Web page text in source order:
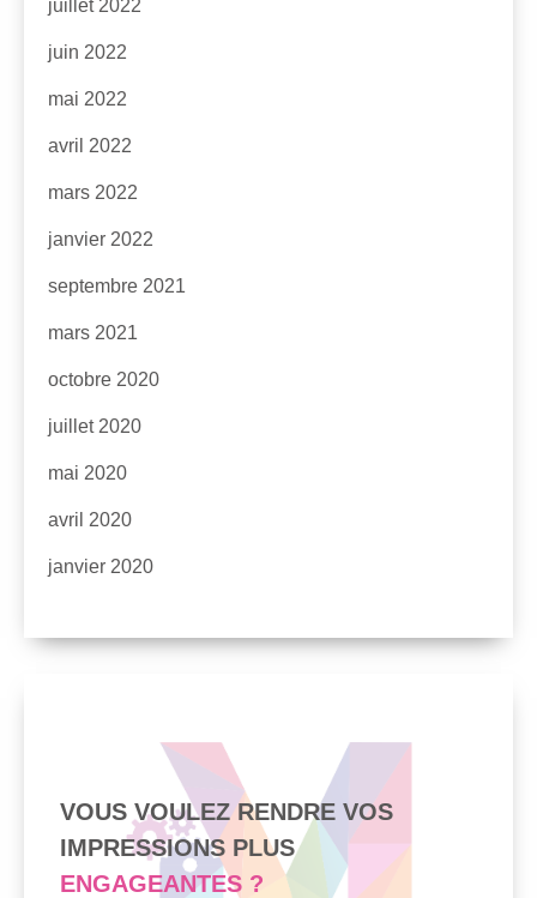
juillet 2022
juin 2022
mai 2022
avril 2022
mars 2022
janvier 2022
septembre 2021
mars 2021
octobre 2020
juillet 2020
mai 2020
avril 2020
janvier 2020
VOUS VOULEZ RENDRE VOS
IMPRESSIONS PLUS
ENGAGEANTES ?